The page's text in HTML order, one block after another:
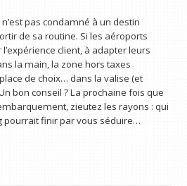
pas condamné à un destin
de sa routine. Si les aéroports
client, à adapter leurs
la main, la zone hors taxes
de choix… dans la valise (et
bon conseil ? La prochaine fois que
zieutez les rayons : qui
pourrait finir par vous séduire…